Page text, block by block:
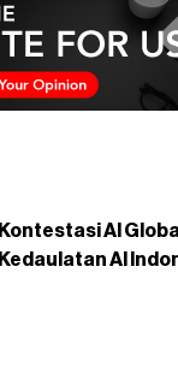
Kontestasi AI
Kedaulatan AI